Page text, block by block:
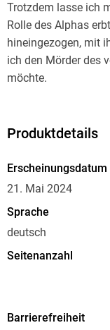
Trotzdem lasse ich
Rolle des Alphas
hineingezogen, mit
ich den Mörder des
möchte.
sogenannten Spiels,
hat und wie das
Das zweite Buch der
Today-
Produktdetails
Erscheinungsdatum
21. Mai 2024
Sprache
deutsch
Seitenanzahl
0,43 MB
Barrierefreiheit